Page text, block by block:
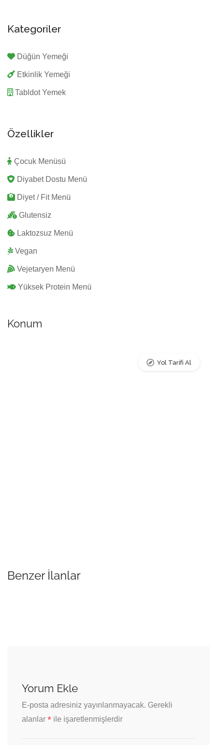
Kategoriler
Düğün Yemeği
Etkinlik Yemeği
Tabldot Yemek
Özellikler
Çocuk Menüsü
Diyabet Dostu Menü
Diyet / Fit Menü
Glutensiz
Laktozsuz Menü
Vegan
Vejetaryen Menü
Yüksek Protein Menü
Konum
Yol Tarifi Al
Benzer İlanlar
Yorum Ekle
E-posta adresiniz yayınlanmayacak. Gerekli
alanlar * ile işaretlenmişlerdir